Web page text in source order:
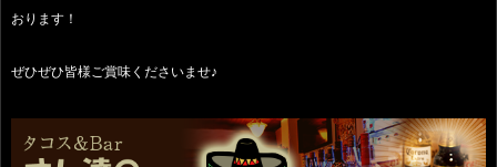
おります！
ぜひぜひ皆様ご賞味くださいませ♪